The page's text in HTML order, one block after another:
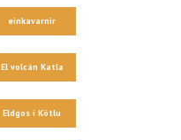
einkavarnir
El volcán Katla
Eldgos í Kötlu